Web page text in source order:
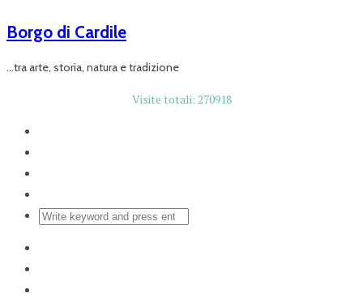
Borgo di Cardile
...tra arte, storia, natura e tradizione
Visite totali: 270918